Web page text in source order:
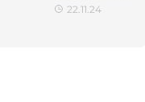
22.11.24